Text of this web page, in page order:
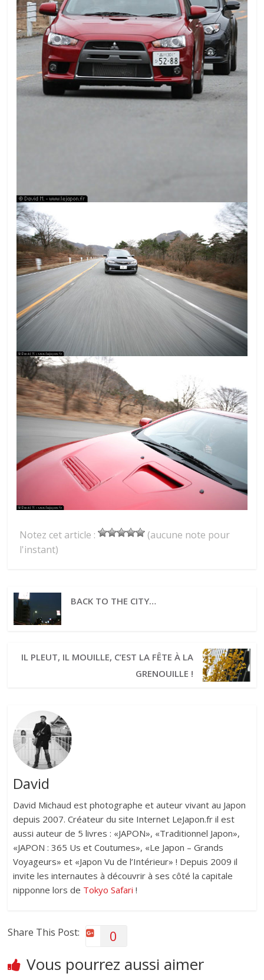
Notez cet article :
(aucune note pour
l'instant)
BACK TO THE CITY…
IL PLEUT, IL MOUILLE, C’EST LA FÊTE À LA
GRENOUILLE !
David
David Michaud est photographe et auteur vivant au Japon
depuis 2007. Créateur du site Internet LeJapon.fr il est
aussi auteur de 5 livres : «JAPON», «Traditionnel Japon»,
«JAPON : 365 Us et Coutumes», «Le Japon – Grands
Voyageurs» et «Japon Vu de l’Intérieur» ! Depuis 2009 il
invite les internautes à découvrir à ses côté la capitale
nipponne lors de Tokyo Safari !
Share This Post: 0
Vous pourrez aussi aimer